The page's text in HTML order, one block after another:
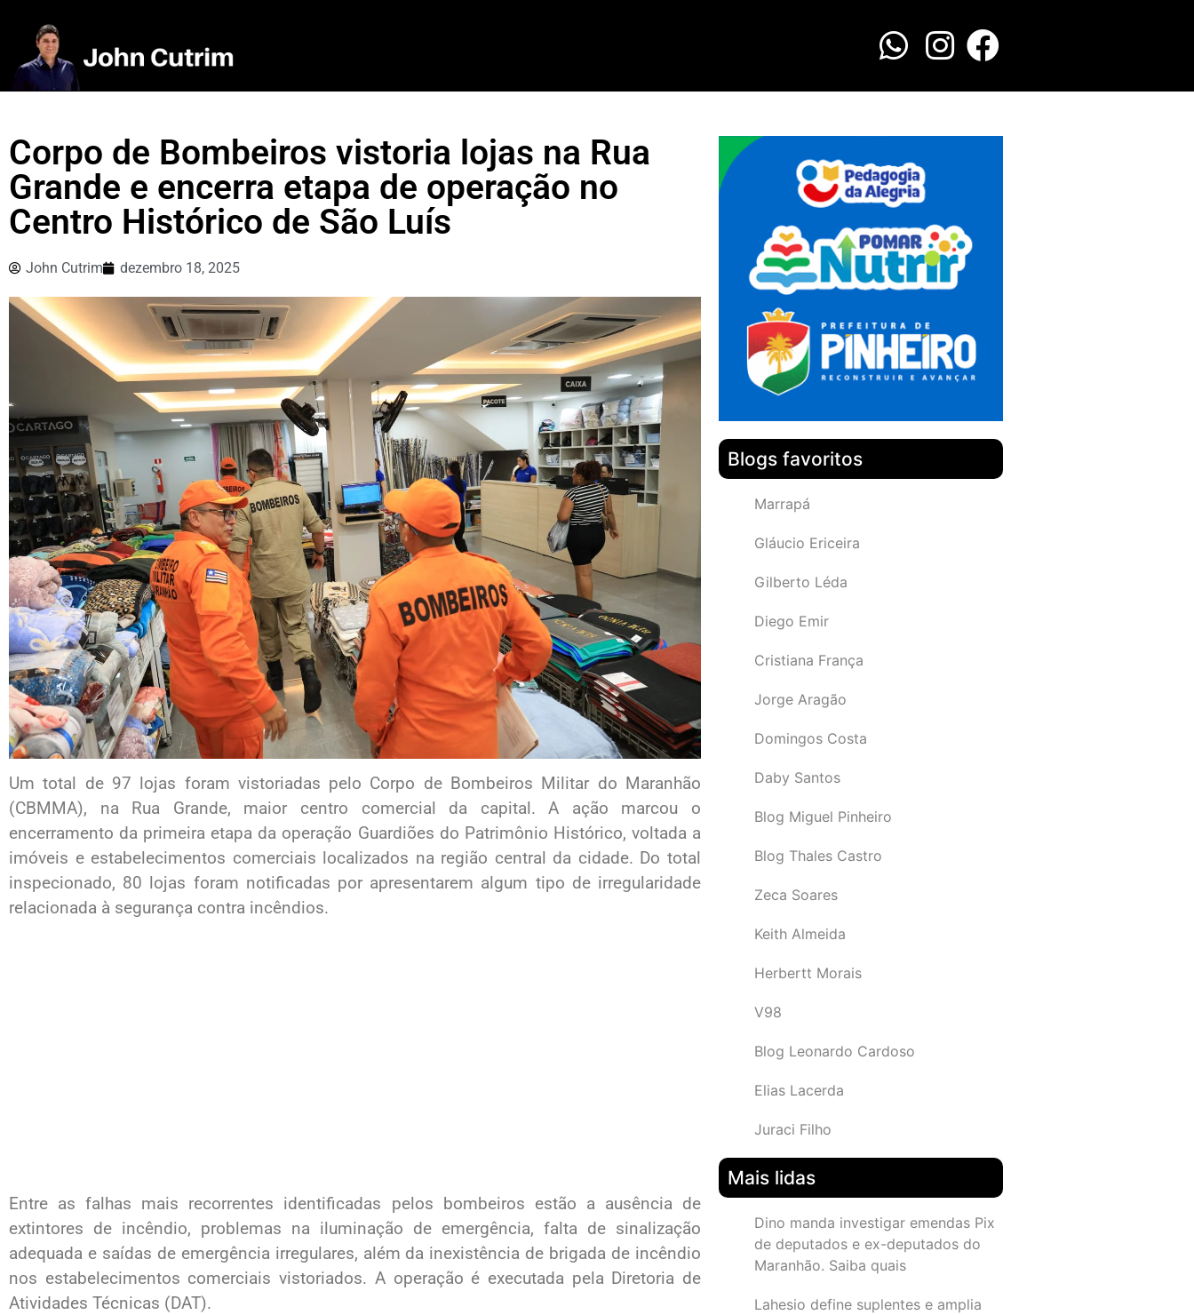
Corpo de Bombeiros vistoria lojas na Rua
Grande e encerra etapa de operação no
Centro Histórico de São Luís
John Cutrim dezembro 18, 2025
Um total de 97 lojas foram vistoriadas pelo Corpo de Bombeiros Militar do Maranhão
(CBMMA), na Rua Grande, maior centro comercial da capital. A ação marcou o
encerramento da primeira etapa da operação Guardiões do Patrimônio Histórico, voltada a
imóveis e estabelecimentos comerciais localizados na região central da cidade. Do total
inspecionado, 80 lojas foram notificadas por apresentarem algum tipo de irregularidade
relacionada à segurança contra incêndios.
Entre as falhas mais recorrentes identificadas pelos bombeiros estão a ausência de
extintores de incêndio, problemas na iluminação de emergência, falta de sinalização
adequada e saídas de emergência irregulares, além da inexistência de brigada de incêndio
nos estabelecimentos comerciais vistoriados. A operação é executada pela Diretoria de
Atividades Técnicas (DAT).
Blogs favoritos
Marrapá
Gláucio Ericeira
Gilberto Léda
Diego Emir
Cristiana França
Jorge Aragão
Domingos Costa
Daby Santos
Blog Miguel Pinheiro
Blog Thales Castro
Zeca Soares
Keith Almeida
Herbertt Morais
V98
Blog Leonardo Cardoso
Elias Lacerda
Juraci Filho
Mais lidas
Dino manda investigar emendas Pix
de deputados e ex-deputados do
Maranhão. Saiba quais
Lahesio define suplentes e amplia